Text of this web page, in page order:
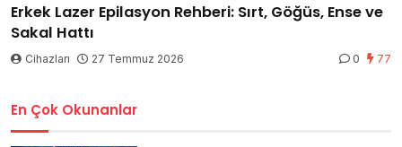
Erkek Lazer Epilasyon Rehberi: Sırt, Göğüs, Ense ve
Sakal Hattı
Cihazları 27 Temmuz 2026 0 77
En Çok Okunanlar